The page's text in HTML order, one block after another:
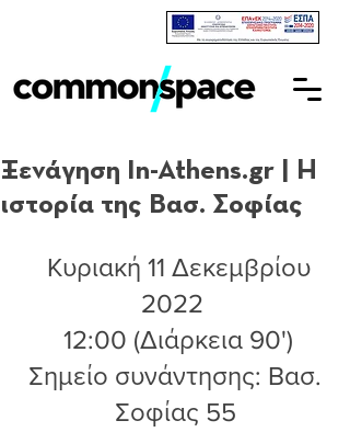
Ξενάγηση In-Athens.gr | Η
ιστορία της Βασ. Σοφίας
2022
12:00 (Διάρκεια 90')
Σοφίας 55